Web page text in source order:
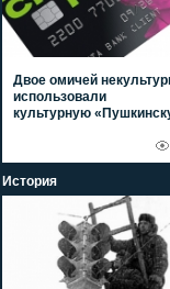
Двое омичей
использовали
культурную
История